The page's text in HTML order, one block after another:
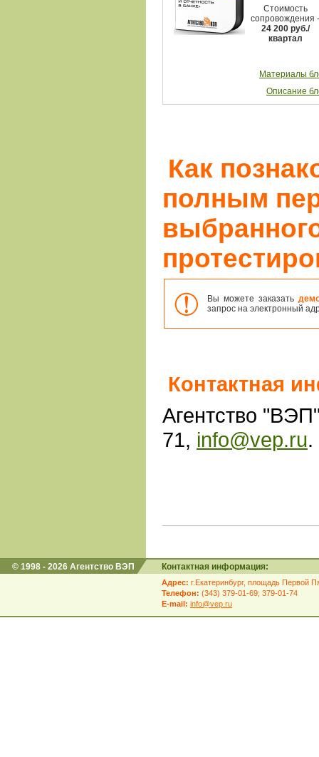
Стоимость
сопровождения -
24 200руб./
квартал
Материалы
Описание
Как
полным
Вы можете заказать
запрос на электронный
Контактная
Агентство
71, info@vep.ru.
© 1998 - 2026 Агентство ВЭП Контактная информация:
Адрес: г.Екатеринбург, площадь Первой
Телефон: (343) 379-01-69; 379-01-74
E-mail: info@vep.ru